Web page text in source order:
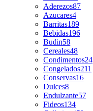
Aderezos87
Azucares4
Barritas189
Bebidas196
Budin58
Cereales48
Condimentos24
Congelados211
Conservas16
Dulces8
Endulzante57
Fideos134